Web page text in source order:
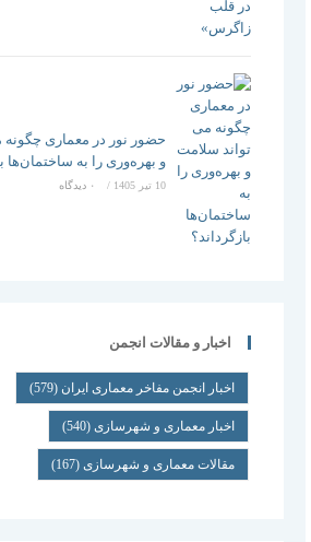
حضور نور در معماری
و بهره‌وری را به ساختمان‌ها
10 تیر 1405 / ۰ دیدگاه
اخبار و مقالات انجمن
اخبار انجمن مفاخر معماری ایران (579)
اخبار معماری و شهرسازی(540)
مقالات معماری و شهرسازی(167)